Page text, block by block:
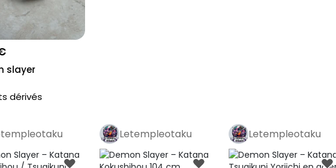
slayer
dérivés
Letempleotaku
Pro
Letempleotaku
Pro